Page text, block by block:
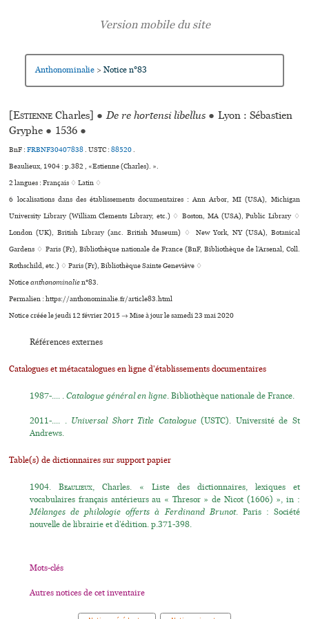
Anthonominalie > Notice n°83
[Estienne Charles] ● De re hortensi libellus ● Lyon : Sébastien
Gryphe ● 1536 ●
BnF :FRBNF30407838.USTC :88520.
Beaulieux, 1904 : p.382 , «Estienne (Charles). ».
2 langues :Français ♢Latin ♢
6 localisations dans des établissements documentaires : Ann Arbor, MI (USA), Michigan
University Library (William Clements Library, etc.) ♢ Boston, MA (USA), Public Library ♢
London (UK), British Library (anc. British Museum) ♢ New York, NY (USA), Botanical
Gardens ♢ Paris (Fr), Bibliothèque nationale de France (BnF, Bibliothèque de l’Arsenal, Coll.
Rothschild, etc.) ♢ Paris (Fr), Bibliothèque Sainte Geneviève ♢
Noticeanthonominalien°83.
Permalien : https://anthonominalie.fr/article83.html
Notice créée le jeudi 12 février 2015 → Mise à jour le samedi 23 mai 2020
Références externes
Catalogues et métacatalogues en ligne d'établissements documentaires
1987-.... .Catalogue général en ligne. Bibliothèque nationale de France.
2011-.... . Universal Short Title Catalogue(USTC). Université de St
Andrews.
Table(s) de dictionnaires sur support papier
1904.Beaulieux, Charles. « Liste des dictionnaires, lexiques et
vocabulaires français antérieurs au « Thresor » de Nicot (1606) », in :
Mélanges de philologie offerts à Ferdinand Brunot. Paris : Société
nouvelle de librairie et d’édition. p.371-398.
Mots-clés
Autres notices de cet inventaire